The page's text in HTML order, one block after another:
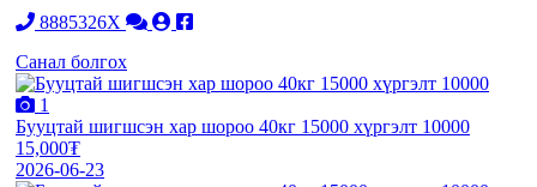
8885326X
Санал болгох
1
Бууцтай шигшсэн хар шороо 40кг 15000 хүргэлт 10000
15,000₮
2026-06-23